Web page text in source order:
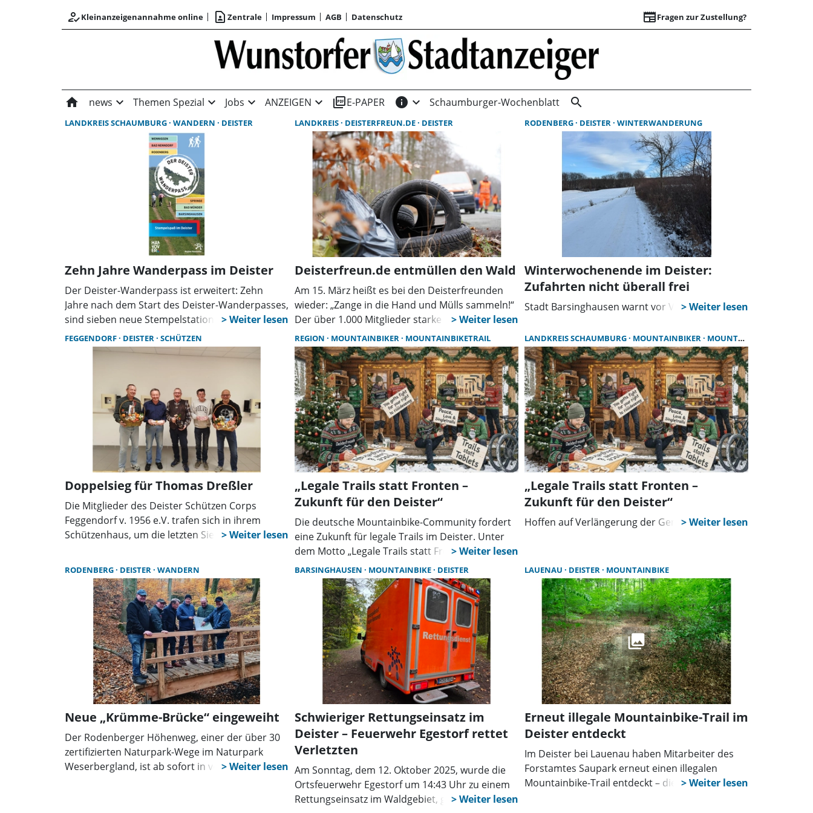
how_to_regKleinanzeigenannahme online contact_page Zentrale Impressum AGB Datenschutz newspaperFragen zur Zustellung?
Suchergebnisse |
home news expand_more Themen Spezial expand_more Jobs expand_more ANZEIGEN expand_more picture_as_pdfE-PAPER info expand_more Schaumburger-Wochenblatt search
LANDKREIS SCHAUMBURG WANDERN DEISTER
Zehn Jahre Wanderpass im Deister
Der Deister-Wanderpass ist erweitert: Zehn
Jahre nach dem Start des Deister-Wanderpasses,
sind sieben neue Stempelstationen
hinzugekommen. Damit können Wanderinnen
und Wanderer künftig an insgesamt 19 Orten
rund um den Deister Stempel sammeln.
LANDKREIS DEISTERFREUN.DE DEISTER
Deisterfreun.de entmüllen den Wald
Am 15. März heißt es bei den Deisterfreunden
wieder: „Zange in die Hand und Mülls sammeln!“
Der über 1.000 Mitglieder starke Verein ruft auch
in diesem Jahr zum Müllsammeln rund um den
Nienstedter Pass auf.
RODENBERG DEISTER WINTERWANDERUNG
Winterwochenende im Deister:
Zufahrten nicht überall frei
Stadt Barsinghausen warnt vor Verkehrschaos
FEGGENDORF DEISTER SCHÜTZEN
Doppelsieg für Thomas Dreßler
Die Mitglieder des Deister Schützen Corps
Feggendorf v. 1956 e.V. trafen sich in ihrem
Schützenhaus, um die letzten Sieger des Jahres
REGION MOUNTAINBIKER MOUNTAINBIKETRAIL
„Legale Trails statt Fronten –
Zukunft für den Deister“
Die deutsche Mountainbike-Community fordert
eine Zukunft für legale Trails im Deister. Unter
dem Motto „Legale Trails statt Fronten – Zukunft
für den Deister“ organisiert der Mountainbike-
Verein Deisterfreun.de e.V. eine
Fahrraddemonstration in Hannover am 20.
Dezember 2025.
LANDKREIS SCHAUMBURG MOUNTAINBIKER MOUNTAINBIKETRAIL
„Legale Trails statt Fronten –
Zukunft für den Deister“
Hoffen auf Verlängerung der Genehmigung
RODENBERG DEISTER WANDERN
Neue „Krümme-Brücke“ eingeweiht
Der Rodenberger Höhenweg, einer der über 30
zertifizierten Naturpark-Wege im Naturpark
Weserbergland, ist ab sofort in vollem Umfang
BARSINGHAUSEN MOUNTAINBIKE DEISTER
Schwieriger Rettungseinsatz im
Deister – Feuerwehr Egestorf rettet
Verletzten
Am Sonntag, dem 12. Oktober 2025, wurde die
Ortsfeuerwehr Egestorf um 14:43 Uhr zu einem
Rettungseinsatz im Waldgebiet, genauer gesagt
LAUENAU DEISTER MOUNTAINBIKE
Erneut illegale Mountainbike-Trail im
Deister entdeckt
Im Deister bei Lauenau haben Mitarbeiter des
Forstamtes Saupark erneut einen illegalen
Mountainbike-Trail entdeckt – diesmal mitten im